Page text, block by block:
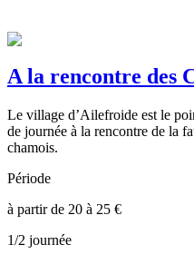
A la rencontre des
Le village d’Ailefroide est le
de journée à la rencontre de la
chamois.
Période
à partir de 20 à 25 €
1/2 journée